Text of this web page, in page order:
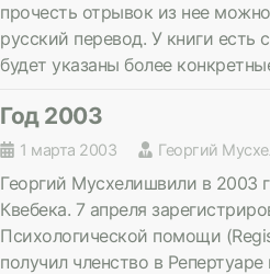
прочесть отрывок из нее
русский перевод. У книги есть
будет указаны более
Год 2003
1 марта 2003 Георгий
Георгий Мусхелишвили в 2003
Квебека. 7 апреля
Психологической помощи
получил членство в